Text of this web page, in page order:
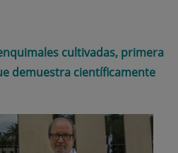
cultivadas, primera
demuestra científicamente